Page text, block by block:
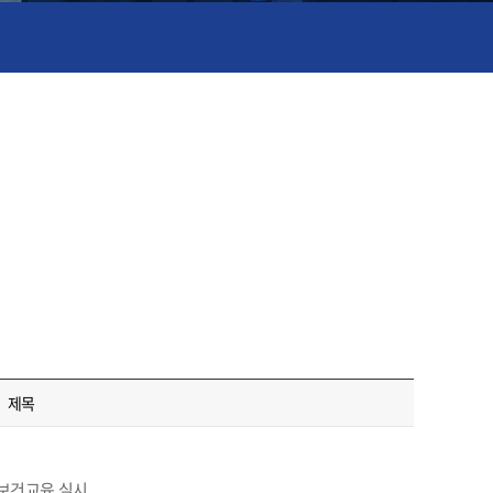
제목